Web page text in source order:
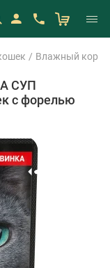
Влажный корм
СУП
с форелью